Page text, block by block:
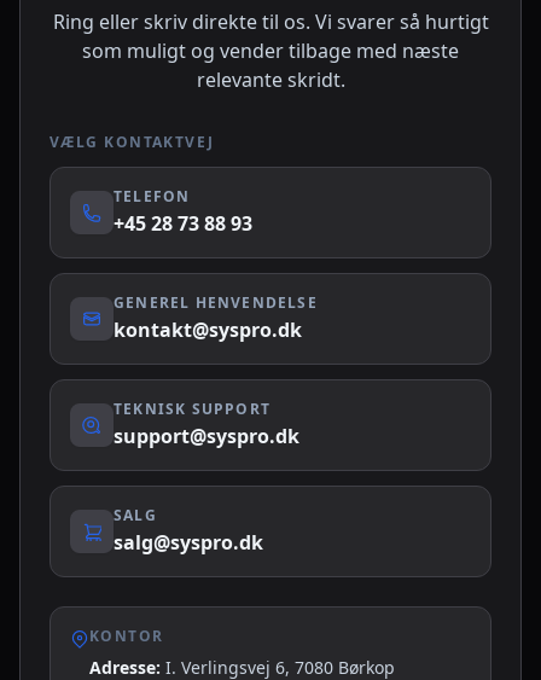
Ring eller skriv direkte til os. Vi svarer så hurtigt
som muligt og vender tilbage med næste
relevante skridt.
VÆLG KONTAKTVEJ
TELEFON
+45 28 73 88 93
GENEREL HENVENDELSE
kontakt@syspro.dk
TEKNISK SUPPORT
support@syspro.dk
SALG
salg@syspro.dk
KONTOR
Adresse: I. Verlingsvej 6, 7080 Børkop